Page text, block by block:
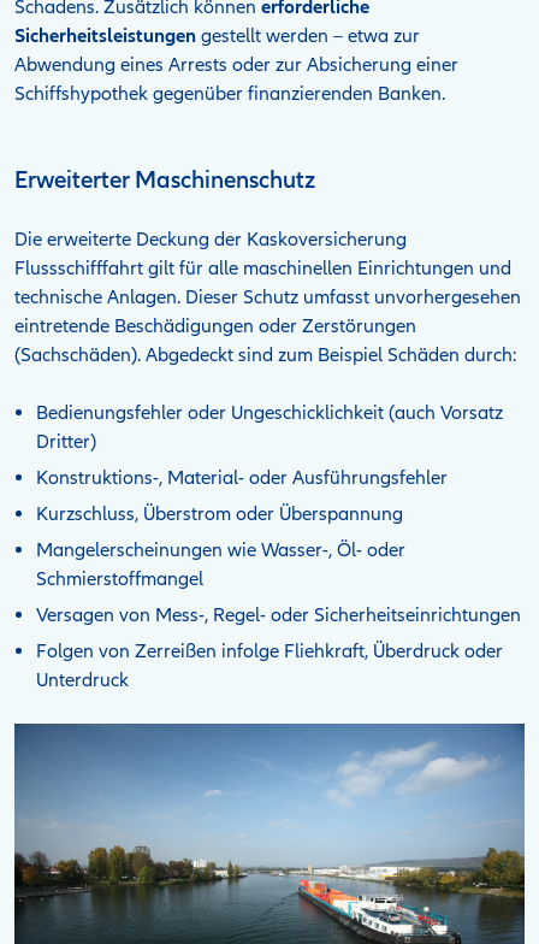
Schadens. Zusätzlich können erforderliche
Sicherheitsleistungen gestellt werden – etwa zur
Abwendung eines Arrests oder zur Absicherung einer
Schiffshypothek gegenüber finanzierenden Banken.
Erweiterter Maschinenschutz
Die erweiterte Deckung der Kaskoversicherung
Flussschifffahrt gilt für alle maschinellen Einrichtungen und
technische Anlagen. Dieser Schutz umfasst unvorhergesehen
eintretende Beschädigungen oder Zerstörungen
(Sachschäden). Abgedeckt sind zum Beispiel Schäden durch:
Bedienungsfehler oder Ungeschicklichkeit (auch Vorsatz
Dritter)
Konstruktions-, Material- oder Ausführungsfehler
Kurzschluss, Überstrom oder Überspannung
Mangelerscheinungen wie Wasser-, Öl- oder
Schmierstoffmangel
Versagen von Mess-, Regel- oder Sicherheitseinrichtungen
Folgen von Zerreißen infolge Fliehkraft, Überdruck oder
Unterdruck